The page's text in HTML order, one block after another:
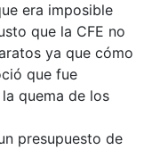
era imposible
que la CFE no
ya que cómo
que fue
quema de los
presupuesto de